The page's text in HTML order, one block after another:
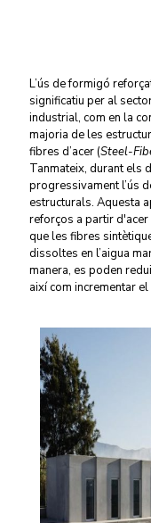
L’ús de formigó
significatiu per al
industrial, com en la
majoria de les
fibres d’acer (Steel-
Tanmateix, durant els
progressivament l’ús
estructurals. Aquesta
reforços a partir
que les fibres
dissoltes en l’aigua
manera, es poden
així com incrementar